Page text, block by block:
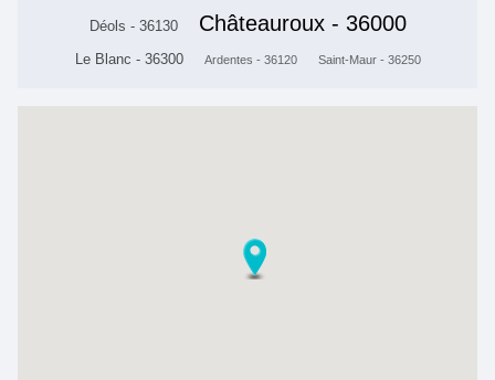
Déols - 36130 Châteauroux - 36000
Le Blanc - 36300 Ardentes - 36120 Saint-Maur - 36250